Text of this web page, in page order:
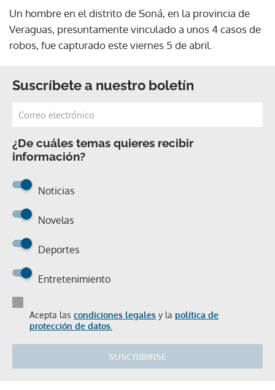
Un hombre en el distrito de Soná, en la provincia de
Veraguas, presuntamente vinculado a unos 4 casos de
robos, fue capturado este viernes 5 de abril.
Suscríbete a nuestro boletín
¿De cuáles temas quieres recibir
información?
Noticias
Novelas
Deportes
Entretenimiento
Acepta las condiciones legales y la política de
protección de datos.
SUSCRIBIRSE